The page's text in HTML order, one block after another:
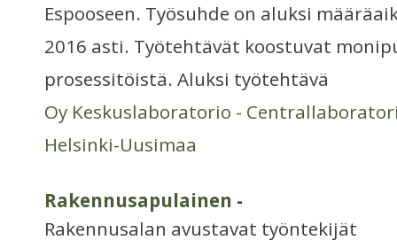
Espooseen. Työsuhde on aluksi
2016 asti. Työtehtävät koostuvat
prosessitöistä. Aluksi työtehtävä
Oy Keskuslaboratorio -
Helsinki-Uusimaa
Rakennusapulainen -
Rakennusalan avustavat työntekijät